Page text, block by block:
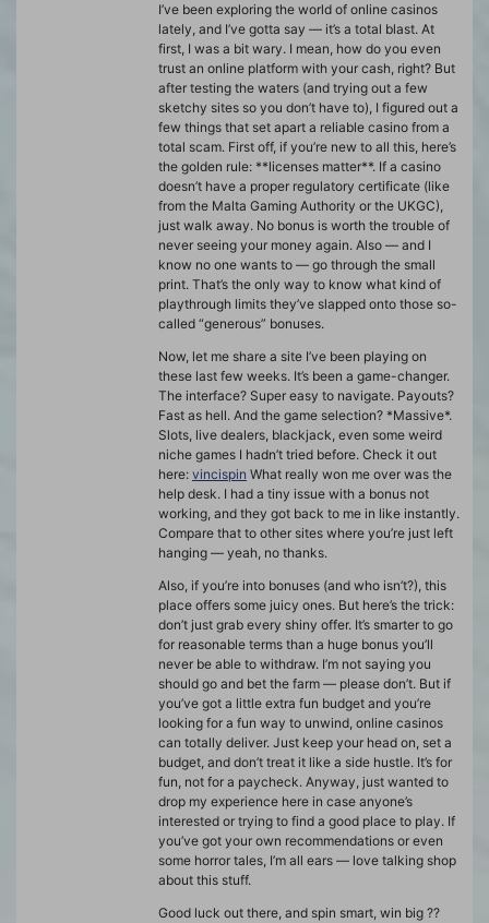
I’ve been exploring the world of online casinos
lately, and I’ve gotta say — it’s a total blast. At
first, I was a bit wary. I mean, how do you even
trust an online platform with your cash, right? But
after testing the waters (and trying out a few
sketchy sites so you don’t have to), I figured out a
few things that set apart a reliable casino from a
total scam. First off, if you’re new to all this, here’s
the golden rule: **licenses matter**. If a casino
doesn’t have a proper regulatory certificate (like
from the Malta Gaming Authority or the UKGC),
just walk away. No bonus is worth the trouble of
never seeing your money again. Also — and I
know no one wants to — go through the small
print. That’s the only way to know what kind of
playthrough limits they’ve slapped onto those so-
called “generous” bonuses.
Now, let me share a site I’ve been playing on
these last few weeks. It’s been a game-changer.
The interface? Super easy to navigate. Payouts?
Fast as hell. And the game selection? *Massive*.
Slots, live dealers, blackjack, even some weird
niche games I hadn’t tried before. Check it out
here: vincispin What really won me over was the
help desk. I had a tiny issue with a bonus not
working, and they got back to me in like instantly.
Compare that to other sites where you’re just left
hanging — yeah, no thanks.
Also, if you’re into bonuses (and who isn’t?), this
place offers some juicy ones. But here’s the trick:
don’t just grab every shiny offer. It’s smarter to go
for reasonable terms than a huge bonus you’ll
never be able to withdraw. I’m not saying you
should go and bet the farm — please don’t. But if
you’ve got a little extra fun budget and you’re
looking for a fun way to unwind, online casinos
can totally deliver. Just keep your head on, set a
budget, and don’t treat it like a side hustle. It’s for
fun, not for a paycheck. Anyway, just wanted to
drop my experience here in case anyone’s
interested or trying to find a good place to play. If
you’ve got your own recommendations or even
some horror tales, I’m all ears — love talking shop
about this stuff.
Good luck out there, and spin smart, win big ??